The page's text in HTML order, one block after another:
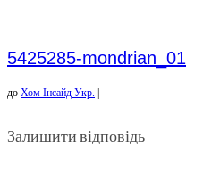
5425285-mondrian_01
до Хом Інсайд Укр.
Залишити відповідь